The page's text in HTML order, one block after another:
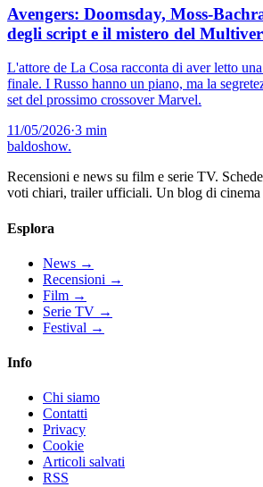
Avengers: Doomsday, Moss-
degli script e il mistero del
L'attore de La Cosa racconta di aver letto
finale. I Russo hanno un piano, ma la
set del prossimo crossover Marvel.
11/05/2026·3 min
baldoshow.
Recensioni e news su film e serie TV.
voti chiari, trailer ufficiali. Un blog di cinema
Esplora
News →
Recensioni →
Film →
Serie TV →
Festival →
Info
Chi siamo
Contatti
Privacy
Cookie
Articoli salvati
RSS